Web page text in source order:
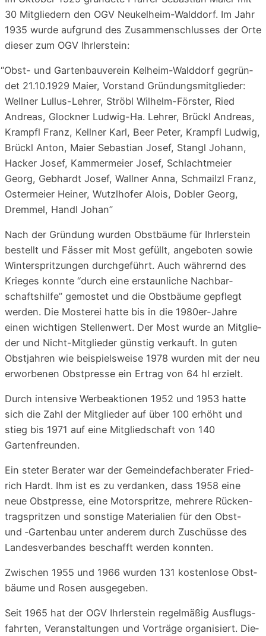
30 Mit­glie­dern den OGV Neu­kel­heim-Wald­dorf. Im Jahr
1935 wur­de auf­grund des Zusam­men­schlus­ses der Orte
die­ser zum OGV Ihrlerstein:
“Obst- und Gar­ten­bau­ver­ein Kel­heim-Wald­dorf gegrün­
det 21.10.1929 Mai­er, Vor­stand Grün­dungs­mit­glie­der:
Well­ner Lul­lus-Leh­rer, Ströbl Wil­helm-Förs­ter, Ried
Andre­as, Glock­ner Lud­wig-Ha. Leh­rer, Brückl Andre­as,
Krampfl Franz, Kell­ner Karl, Beer Peter, Krampfl Lud­wig,
Brückl Anton, Mai­er Sebas­ti­an Josef, Stangl Johann,
Hacker Josef, Kam­mer­mei­er Josef, Schlacht­mei­er
Georg, Geb­hardt Josef, Wall­ner Anna, Schmailzl Franz,
Oster­mei­er Hei­ner, Wut­zl­ho­fer Alo­is, Dobler Georg,
Drem­mel, Handl Johan”
Nach der Grün­dung wur­den Obst­bäu­me für Ihr­ler­stein
bestellt und Fäs­ser mit Most gefüllt, ange­bo­ten sowie
Win­ter­sprit­zun­gen durch­ge­führt. Auch wäh­rernd des
Krie­ges konn­te “durch eine erstaun­li­che Nach­bar­
schafts­hil­fe” gemos­tet und die Obst­bäu­me gepflegt
wer­den. Die Mos­te­rei hat­te bis in die 1980er-Jah­re
einen wich­ti­gen Stel­len­wert. Der Most wur­de an Mit­glie­
der und Nicht-Mit­glie­der güns­tig ver­kauft. In guten
Obst­jah­ren wie bei­spiels­wei­se 1978 wur­den mit der neu
erwor­be­nen Obst­pres­se ein Ertrag von 64 hl erzielt.
Durch inten­si­ve Wer­be­ak­tio­nen 1952 und 1953 hat­te
sich die Zahl der Mit­glie­der auf über 100 erhöht und
stieg bis 1971 auf eine Mit­glied­schaft von 140
Gartenfreunden.
Ein ste­ter Bera­ter war der Gemein­de­fach­be­ra­ter Fried­
rich Hardt. Ihm ist es zu ver­dan­ken, dass 1958 eine
neue Obst­pres­se, eine Motor­sprit­ze, meh­re­re Rücken­
tragsprit­zen und sons­ti­ge Mate­ria­li­en für den Obst-
und ‑Gar­ten­bau unter ande­rem durch Zuschüs­se des
Lan­des­ver­ban­des beschafft wer­den konnten.
Zwi­schen 1955 und 1966 wur­den 131 kos­ten­lo­se Obst­
bäu­me und Rosen ausgegeben.
Seit 1965 hat der OGV Ihr­ler­stein regel­mä­ßig Aus­flugs­
fahr­ten, Ver­an­stal­tun­gen und Vor­trä­ge orga­ni­siert. Die­